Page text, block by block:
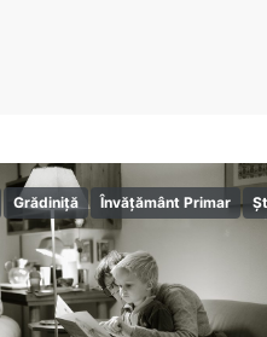
Grădiniță Învățământ Primar